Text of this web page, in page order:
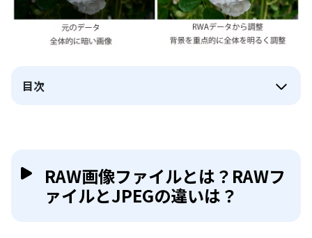
目次
RAW画像ファイルとは？RAWフ
ァイルとJPEGの違いは？